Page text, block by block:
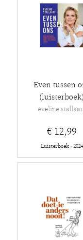
Even tussen
(luisterboek)
eveline
€ 12,99
Luisterboek - 2024